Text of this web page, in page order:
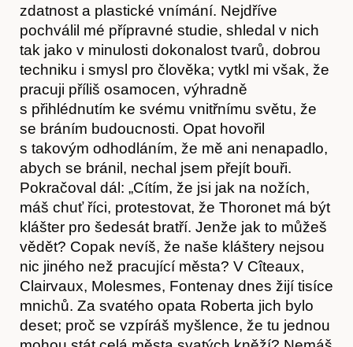
Obchod
zdatnost a plastické vnímání. Nejdříve
pochválil mé přípravné studie, shledal v nich
tak jako v minulosti dokonalost tvarů, dobrou
techniku i smysl pro člověka; vytkl mi však, že
pracuji příliš osamocen, výhradně
s přihlédnutím ke svému vnitřnímu světu, že
se bráním budoucnosti. Opat hovořil
s takovým odhodláním, že mě ani nenapadlo,
abych se bránil, nechal jsem přejít bouři.
Pokračoval dál: „Cítím, že jsi jak na nožích,
máš chuť říci, protestovat, že Thoronet má být
klášter pro šedesát bratří. Jenže jak to můžeš
vědět? Copak nevíš, že naše kláštery nejsou
nic jiného než pracující města? V Cîteaux,
Clairvaux, Molesmes, Fontenay dnes žijí tisíce
mnichů. Za svatého opata Roberta jich bylo
deset; proč se vzpíráš myšlence, že tu jednou